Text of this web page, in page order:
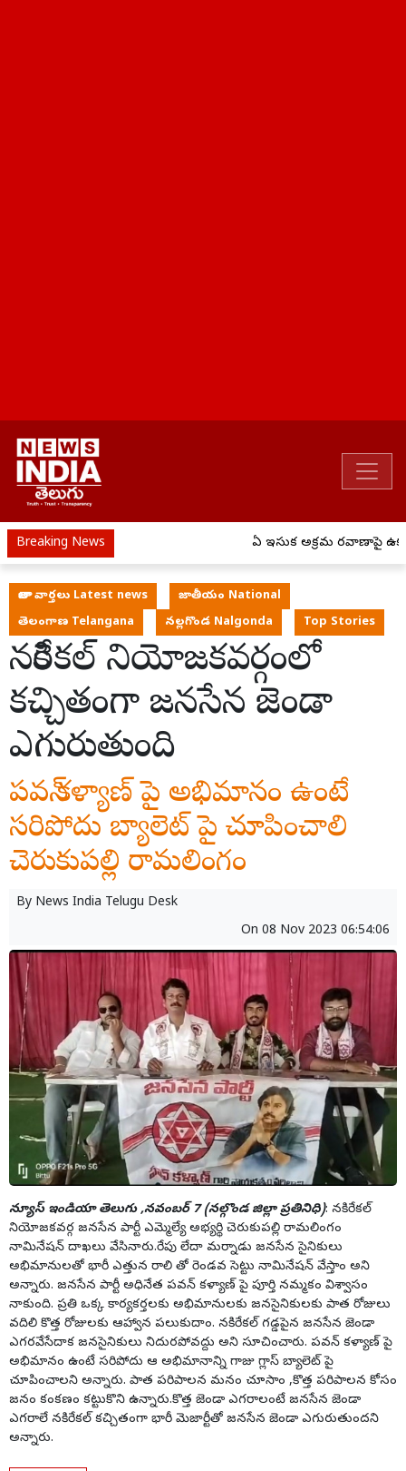
Breaking News ఏపీ ఇసుక అక్రమ రవాణాపై
తాజా వార్తలు Latest news
జాతీయం National
తెలంగాణ Telangana
నల్లగొండ Nalgonda Top Stories
నకిరేకల్ నియోజకవర్గంలో
కచ్చితంగా జనసేన జెండా
ఎగురుతుంది
పవన్ కళ్యాణ్ పై అభిమానం ఉంటే
సరిపోదు బ్యాలెట్ పై చూపించాలి
చెరుకుపల్లి రామలింగం
By News India Telugu Desk
On 08 Nov 2023 06:54:06
న్యూస్ ఇండియా తెలుగు ,నవంబర్ 7 (నల్గొండ జిల్లా ప్రతినిధి): నకిరేకల్
నియోజకవర్గ జనసేన పార్టీ ఎమ్మెల్యే అభ్యర్థి చెరుకుపల్లి రామలింగం
నామినేషన్ దాఖలు వేసినారు.రేపు లేదా మర్నాడు జనసేన సైనికులు
అభిమానులతో భారీ ఎత్తున రాలి తో రెండవ సెట్టు నామినేషన్ వేస్తాం అని
అన్నారు. జనసేన పార్టీ అధినేత పవన్ కళ్యాణ్ పై పూర్తి నమ్మకం విశ్వాసం
నాకుంది. ప్రతి ఒక్క కార్యకర్తలకు అభిమానులకు జనసైనికులకు పాత రోజులు
వదిలి కొత్త రోజులకు ఆహ్వాన పలుకుదాం. నకిరేకల్ గడ్డపైన జనసేన జెండా
ఎగరవేసేదాక జనసైనికులు నిదురపోవద్దు అని సూచించారు. పవన్ కళ్యాణ్ పై
అభిమానం ఉంటే సరిపోదు ఆ అభిమానాన్ని గాజు గ్లాస్ బ్యాలెట్ పై
చూపించాలని అన్నారు. పాత పరిపాలన మనం చూసాం ,కొత్త పరిపాలన కోసం
జనం కంకణం కట్టుకొని ఉన్నారు.కొత్త జెండా ఎగరాలంటే జనసేన జెండా
ఎగరాలే నకిరేకల్ కచ్చితంగా భారీ మెజార్టీతో జనసేన జెండా ఎగురుతుందని
అన్నారు.